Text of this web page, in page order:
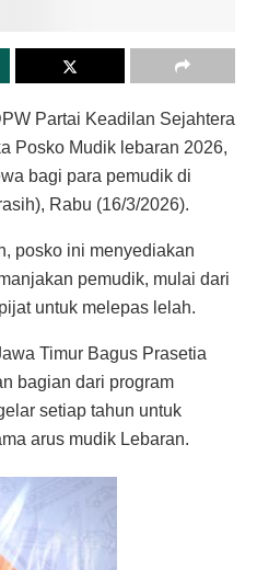
Partai Keadilan Sejahtera
Posko Mudik lebaran 2026,
bagi para pemudik di
Rabu (16/3/2026).
posko ini menyediakan
pemudik, mulai dari
untuk melepas lelah.
Timur Bagus Prasetia
bagian dari program
setiap tahun untuk
arus mudik Lebaran.